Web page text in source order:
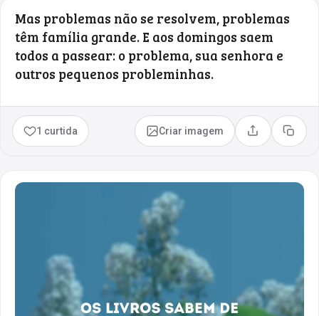
Mas problemas não se resolvem, problemas
têm família grande. E aos domingos saem
todos a passear: o problema, sua senhora e
outros pequenos probleminhas.
1 curtida Criar imagem Compartilhar
Copiar